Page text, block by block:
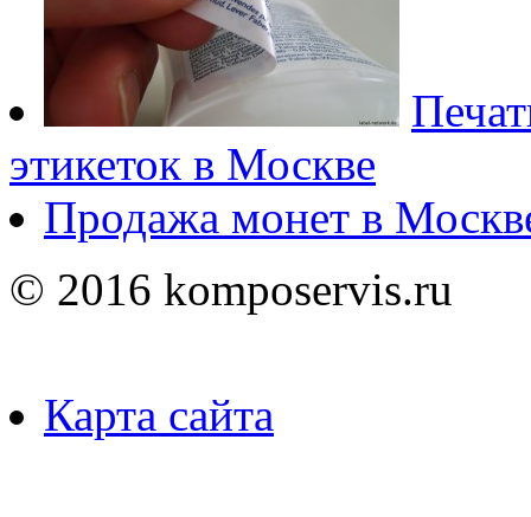
этикеток в Москве
Продажа монет в
© 2016 komposervis.ru
Карта сайта